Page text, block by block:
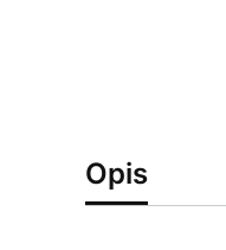
Opis